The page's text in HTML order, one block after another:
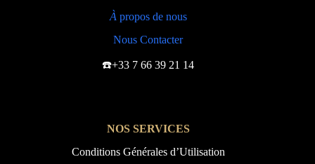
À propos de nous
Nous Contacter
☎️+33 7 66 39 21 14
NOS SERVICES
Conditions Générales d’Utilisation